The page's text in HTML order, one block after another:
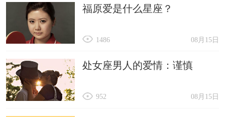
福原爱是什么星座？
08月15日
1486
处女座男人的爱情：谨慎
08月15日
952